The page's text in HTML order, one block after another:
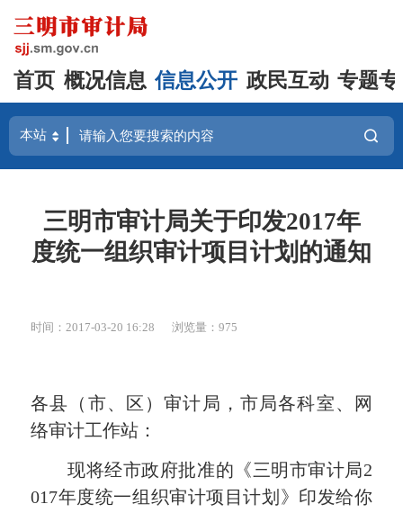
首页 概况信息 信息公开 政民互动 专题
三明市审计局关于印发2017年
度统一组织审计项目计划的通知
时间：2017-03-20 16:28 浏览量：975
各县（市、区）审计局，市局各科室、网
络审计工作站 ：
现将经市政府批准的《三明市审计局2
017年度统一组织审计项目计划》印发给你